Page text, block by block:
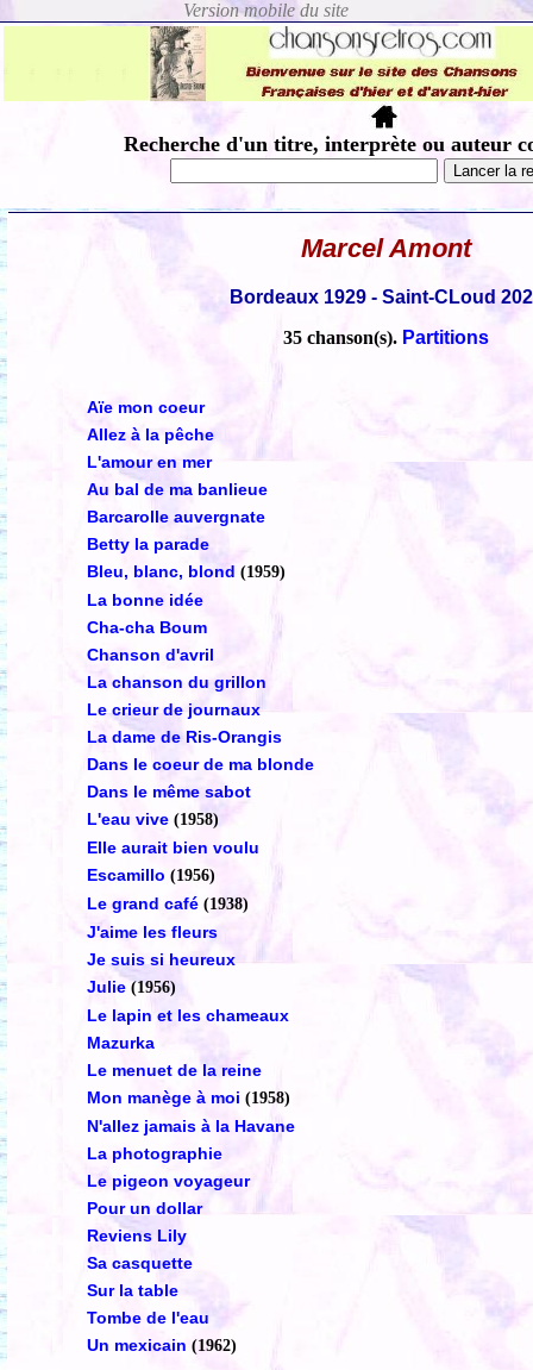
Recherche d'un titre, interprète ou auteur
Marcel Amont
Bordeaux 1929 - Saint-CLoud
35 chanson(s). Partitions
Aïe mon coeur
Allez à la pêche
L'amour en mer
Au bal de ma banlieue
Barcarolle auvergnate
Betty la parade
Bleu, blanc, blond (1959)
La bonne idée
Cha-cha Boum
Chanson d'avril
La chanson du grillon
Le crieur de journaux
La dame de Ris-Orangis
Dans le coeur de ma blonde
Dans le même sabot
L'eau vive (1958)
Elle aurait bien voulu
Escamillo (1956)
Le grand café (1938)
J'aime les fleurs
Je suis si heureux
Julie (1956)
Le lapin et les chameaux
Mazurka
Le menuet de la reine
Mon manège à moi (1958)
N'allez jamais à la Havane
La photographie
Le pigeon voyageur
Pour un dollar
Reviens Lily
Sa casquette
Sur la table
Tombe de l'eau
Un mexicain (1962)